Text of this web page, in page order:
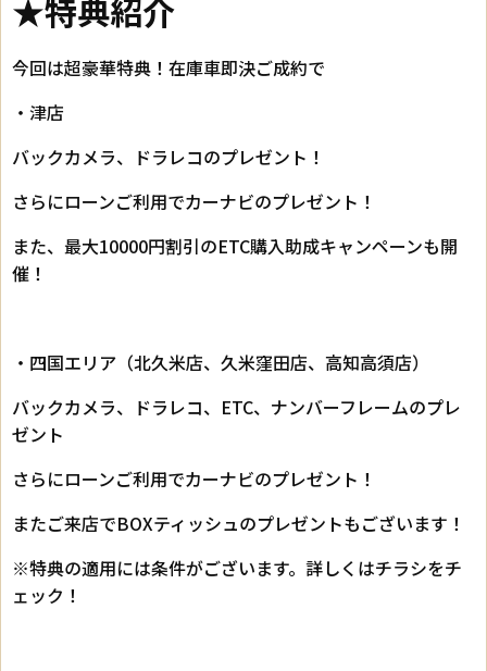
★特典紹介
今回は超豪華特典！在庫車即決ご成約で
・津店
バックカメラ、ドラレコのプレゼント！
さらにローンご利用でカーナビのプレゼント！
また、最大10000円割引のETC購入助成キャンペーンも開
催！
・四国エリア（北久米店、久米窪田店、高知高須店）
バックカメラ、ドラレコ、ETC、ナンバーフレームのプレ
ゼント
さらにローンご利用でカーナビのプレゼント！
またご来店でBOXティッシュのプレゼントもございます！
※特典の適用には条件がございます。詳しくはチラシをチ
ェック！